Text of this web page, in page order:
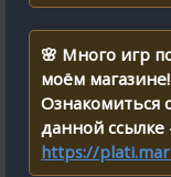
🌸 Много игр
моём магазине!
Ознакомиться
данной ссылке
https://